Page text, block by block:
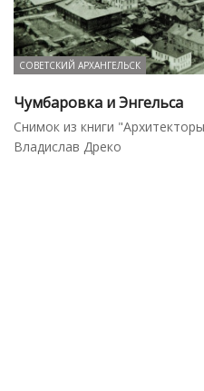
СОВЕТСКИЙ АРХАНГЕЛЬСК
Чумбаровка и Энгельса
Cнимок из книги
Владислав Дреко